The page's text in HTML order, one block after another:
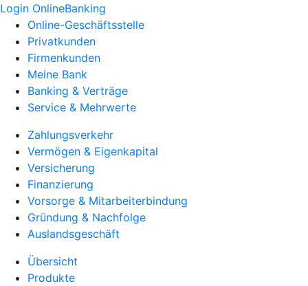
Login OnlineBanking
Online-Geschäftsstelle
Privatkunden
Firmenkunden
Meine Bank
Banking & Verträge
Service & Mehrwerte
Zahlungsverkehr
Vermögen & Eigenkapital
Versicherung
Finanzierung
Vorsorge & Mitarbeiterbindung
Gründung & Nachfolge
Auslandsgeschäft
Übersicht
Produkte